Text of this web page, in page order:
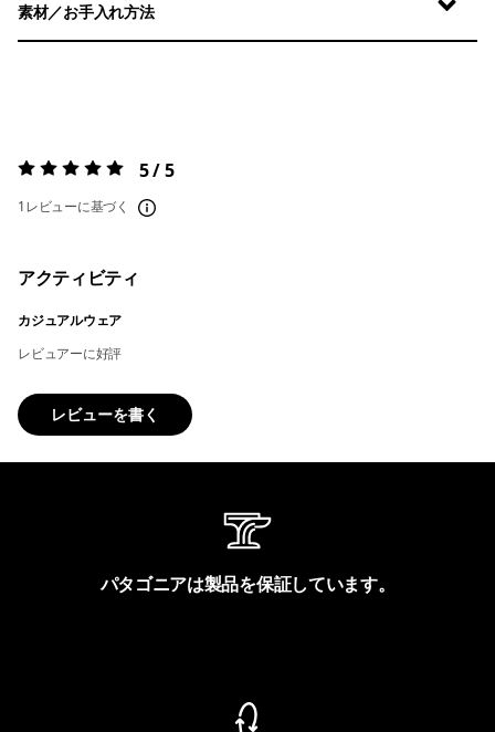
素材／お手入れ方法
評価:5 / 5 5 / 5
1レビューに基づく
アクティビティ
カジュアルウェア
レビュアーに好評
レビューを書く
パタゴニアは製品を保証しています。